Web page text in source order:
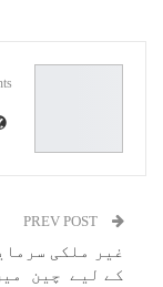
غیر ملکی
کے لیے چین